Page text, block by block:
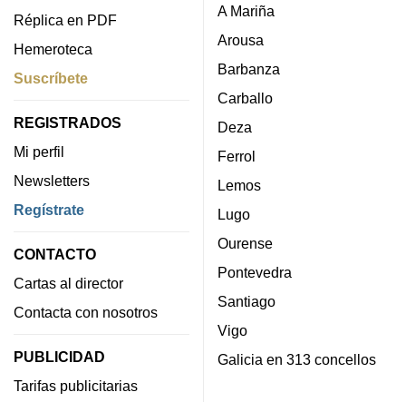
Réplica en PDF
Hemeroteca
Suscríbete
REGISTRADOS
Mi perfil
Newsletters
Regístrate
CONTACTO
Cartas al director
Contacta con nosotros
PUBLICIDAD
Tarifas publicitarias
A Mariña
Arousa
Barbanza
Carballo
Deza
Ferrol
Lemos
Lugo
Ourense
Pontevedra
Santiago
Vigo
Galicia en 313 concellos